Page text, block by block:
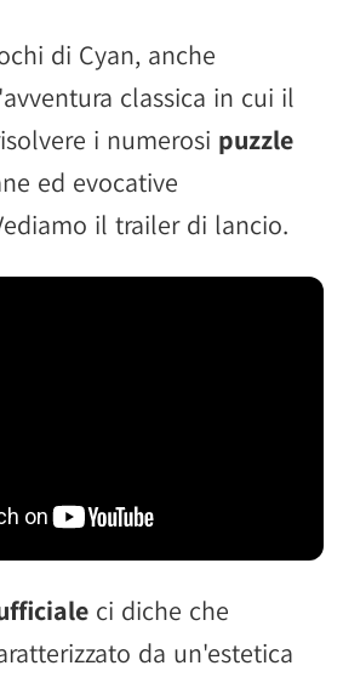
di Cyan, anche
classica in cui il
i numerosi puzzle
ed evocative
il trailer di lancio.
ci diche che
da un'estetica